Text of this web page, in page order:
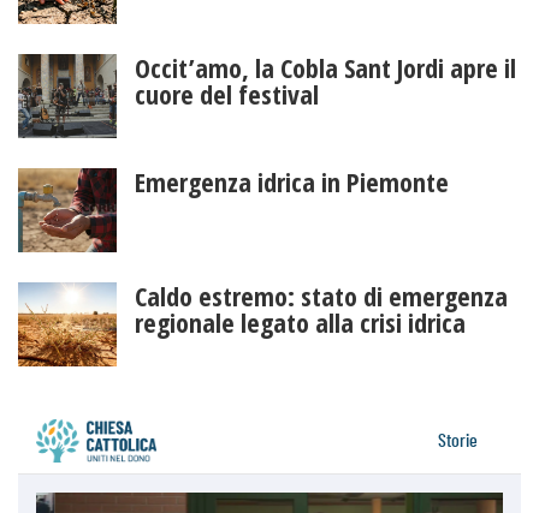
Occit’amo, la Cobla Sant Jordi apre il
cuore del festival
Emergenza idrica in Piemonte
Caldo estremo: stato di emergenza
regionale legato alla crisi idrica